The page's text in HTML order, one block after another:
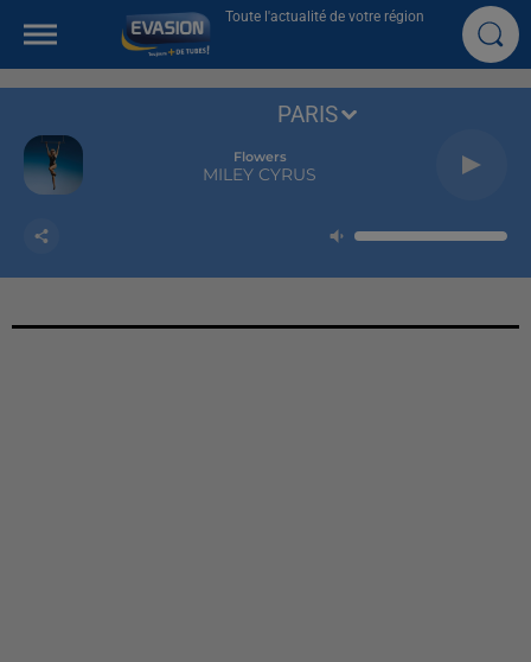
Toute l'actualité de votre région
Flowers
MILEY CYRUS
PARIS